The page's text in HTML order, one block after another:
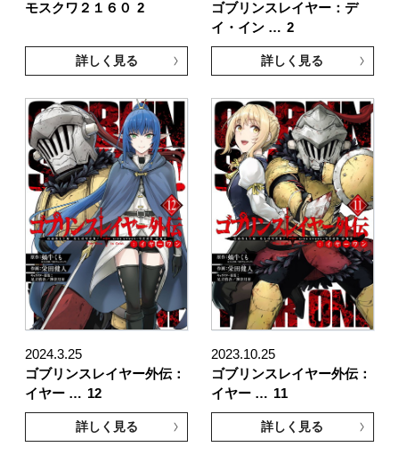
モスクワ２１６０ 2
詳しく見る
ゴブリンスレイヤー：デ
イ・イン … 2
詳しく見る
2024.3.25
ゴブリンスレイヤー外伝：
イヤー … 12
詳しく見る
2023.10.25
ゴブリンスレイヤー外伝：
イヤー … 11
詳しく見る